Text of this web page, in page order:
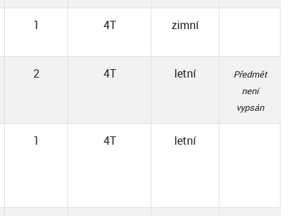
1 4T zimní
2 4T letní
Předmět
není
vypsán
1 4T letní